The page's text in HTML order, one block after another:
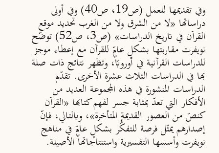
وفي تقديمها للعمل (ص19، ص40) وفي أولى
دراساتها «لا من الشرق ولا من الغرب تحديد موقع
القرآن في تاريخ الدراسات » (ص3، ص52) توضّح
نويفرت مقاربتها بشكلٍ عامٍّ للقرآن مع إعطاء موجز
للدراسات القرآنية في أوروبّا، وتظهر نتائج ذات صلة
بها في الدراسات الثلاث عشرة الأخرى. تقدّم
الدراسات المنشورة في هذه المجموعة العديد من
الأفكار التي تعدّ بمثابة جسر لفهم كتابها «القرآن
كنصّ من العصور القديمة المتأخرة»، وبالتالي، فإنّ
إصدارهم يمثّل فرصة للتفكُّر بشكلٍ عامٍّ في مناهج
نويفرت وأسسها التفسيرية واستنتاجاتها الأصيلة.